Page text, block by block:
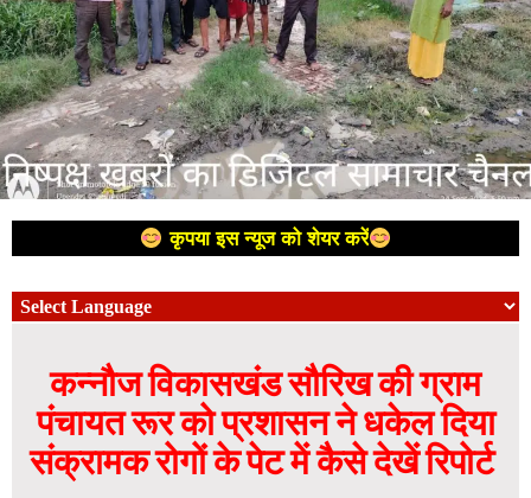
कृपया इस न्यूज को शेयर करें
कन्नौज विकासखंड सौरिख की ग्राम
पंचायत रूर को प्रशासन ने धकेल दिया
संक्रामक रोगों के पेट में कैसे देखें रिपोर्ट